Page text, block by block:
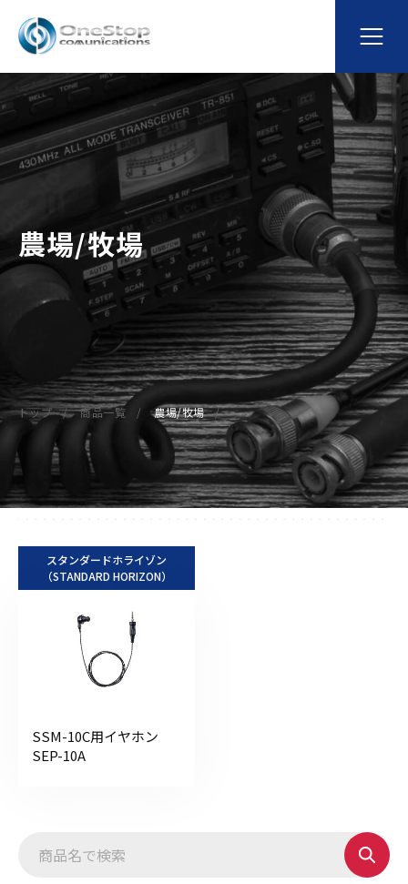
農場/牧場
トップ 商品一覧 農場/牧場
スタンダードホライゾン
（STANDARD HORIZON）
SSM-10C用イヤホン
SEP-10A